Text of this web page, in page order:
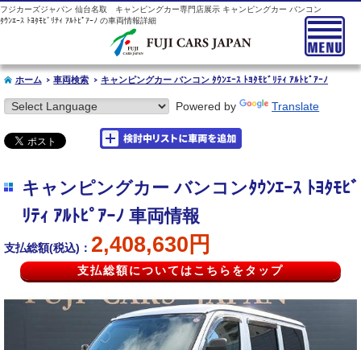
フジカーズジャパン 仙台名取 キャンピングカー専門店展示 キャンピングカー バンコン
ﾀｳﾝｴｰｽ ﾄﾖﾀﾓﾋﾞﾘﾃｨ ｱﾙﾄﾋﾟｱｰﾉ の車両情報詳細
ホーム 車両検索 キャンピングカー バンコン ﾀｳﾝｴｰｽ ﾄﾖﾀﾓﾋﾞﾘﾃｨ ｱﾙﾄﾋﾟｱｰﾉ
Powered by Translate
キャンピングカー バンコンﾀｳﾝｴｰｽ ﾄﾖﾀﾓﾋﾞ
ﾘﾃｨ ｱﾙﾄﾋﾟｱｰﾉ 車両情報
支払総額(税込)： 2,408,630円
支払総額についてはこちらをタップ